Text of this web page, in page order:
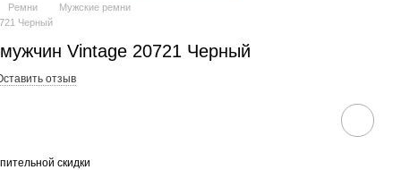
Ремни
Мужские ремни
Черный
Vintage 20721 Черный
отзыв
скидки